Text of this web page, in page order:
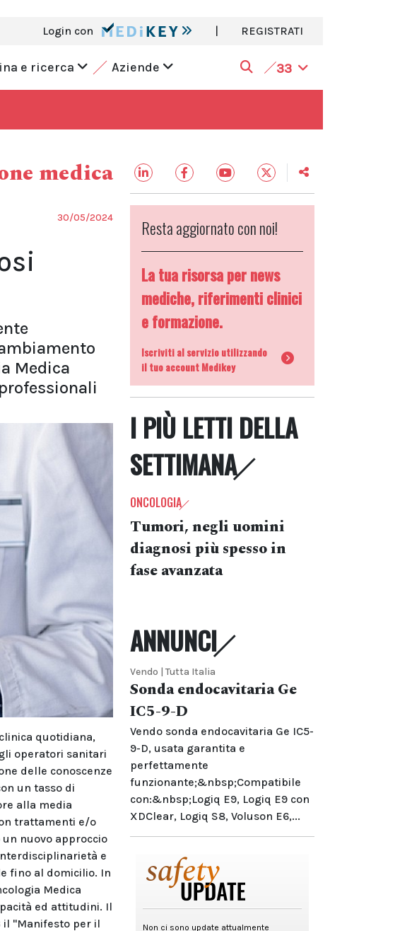
Login con | REGISTRATI
e ricerca Aziende 33
medica
30/05/2024
Medica
quotidiana,
operatori sanitari
delle conoscenze
un tasso di
alla media
trattamenti e/o
nuovo approccio
e
fino al domicilio. In
Medica
ed attitudini. Il
il "Manifesto per il
Resta aggiornato con noi!
La tua risorsa per news
mediche, riferimenti clinici
e formazione.
Iscriviti al servizio utilizzando
il tuo account Medikey
I PIÙ LETTI DELLA
SETTIMANA
ONCOLOGIA
Tumori, negli uomini
diagnosi più spesso in
fase avanzata
ANNUNCI
Vendo | Tutta Italia
Sonda endocavitaria Ge
IC5-9-D
Vendo sonda endocavitaria Ge IC5-
9-D, usata garantita e
perfettamente
funzionante;&nbsp;Compatibile
con:&nbsp;Logiq E9, Logiq E9 con
XDClear, Logiq S8, Voluson E6,...